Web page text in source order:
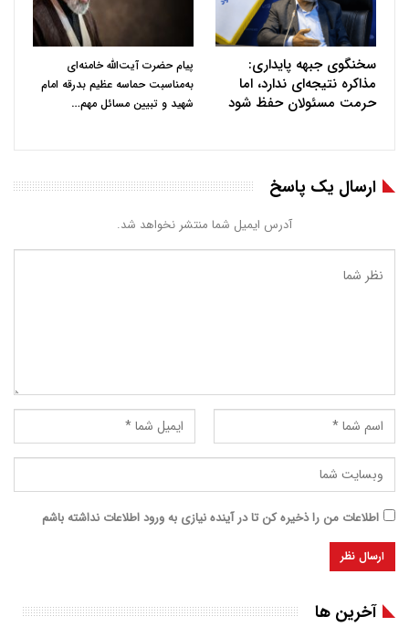
سخنگوی جبهه پایداری:
مذاکره نتیجه‌ای ندارد، اما
حرمت مسئولان حفظ شود
پیام حضرت آیت‌الله خامنه‌ای
به‌مناسبت حماسه عظیم بدرقه امام
شهید و تبیین مسائل مهم…
ارسال یک پاسخ
آدرس ایمیل شما منتشر نخواهد شد.
اطلاعات من را ذخیره کن تا در آینده نیازی به ورود اطلاعات نداشته باشم
آخرین ها